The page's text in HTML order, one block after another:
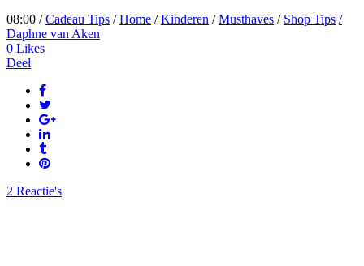
08:00 /Cadeau Tips /Home /Kinderen /Musthaves / Shop Tips /
Daphne van Aken
0 Likes
Deel
2 Reactie's